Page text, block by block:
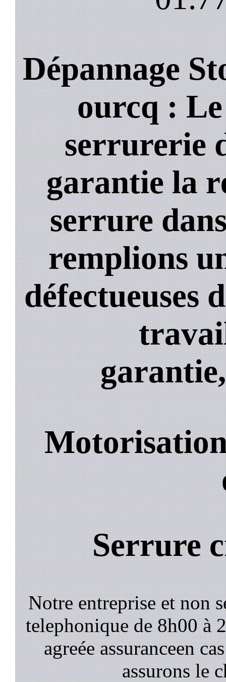
Dépannage
ourcq :
serrurerie
garantie la
serrure
remplions
défectueuses
garantie,
Serrure
Notre entreprise et non
telephonique de 8h00 à
agreée assuranceen
assurons le